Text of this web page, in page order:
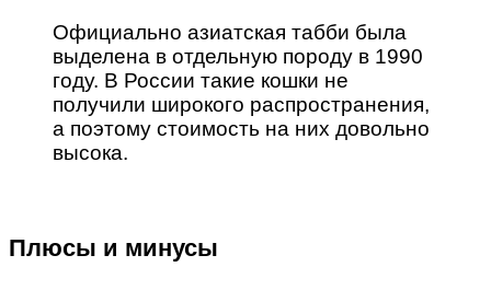
Официально азиатская табби была
выделена в отдельную породу в 1990
году. В России такие кошки не
получили широкого распространения,
а поэтому стоимость на них довольно
высока.
Плюсы и минусы